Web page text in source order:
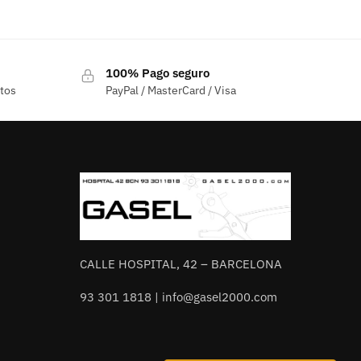
múltiples
variantes.
Las
pueden
elegir
en
la
página
producto
100% Pago seguro
PayPal / MasterCard / Visa
CALLE HOSPITAL, 42 – BARCELONA
93 301 1818 | info@gasel2000.com